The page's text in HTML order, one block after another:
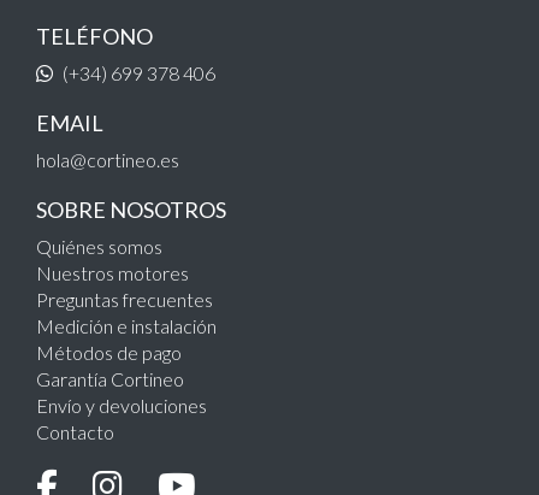
TELÉFONO
(+34) 699 378 406
EMAIL
hola@cortineo.es
SOBRE NOSOTROS
Quiénes somos
Nuestros motores
Preguntas frecuentes
Medición e instalación
Métodos de pago
Garantía Cortineo
Envío y devoluciones
Contacto